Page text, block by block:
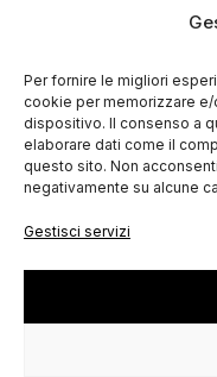
Per fornire le migliori
cookie per memorizzare
dispositivo. Il consenso a
elaborare dati come il
questo sito. Non
negativamente su alcune
Gestisci servizi
CreditsPrivacy Policy
Condizioni di Vendita
Accessibilità